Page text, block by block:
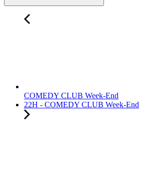
COMEDY CLUB Week-End
22H - COMEDY CLUB Week-End